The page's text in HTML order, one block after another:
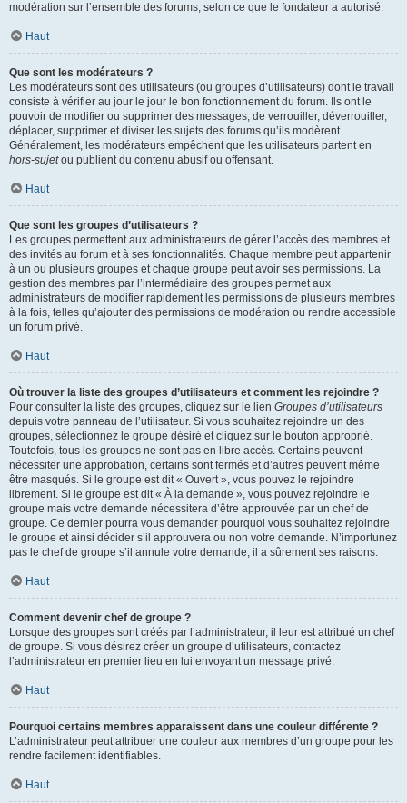
modération sur l’ensemble des forums, selon ce que le fondateur a autorisé.
Haut
Que sont les modérateurs ?
Les modérateurs sont des utilisateurs (ou groupes d’utilisateurs) dont le travail
consiste à vérifier au jour le jour le bon fonctionnement du forum. Ils ont le
pouvoir de modifier ou supprimer des messages, de verrouiller, déverrouiller,
déplacer, supprimer et diviser les sujets des forums qu’ils modèrent.
Généralement, les modérateurs empêchent que les utilisateurs partent en
hors-sujetou publient du contenu abusif ou offensant.
Haut
Que sont les groupes d’utilisateurs ?
Les groupes permettent aux administrateurs de gérer l’accès des membres et
des invités au forum et à ses fonctionnalités. Chaque membre peut appartenir
à un ou plusieurs groupes et chaque groupe peut avoir ses permissions. La
gestion des membres par l’intermédiaire des groupes permet aux
administrateurs de modifier rapidement les permissions de plusieurs membres
à la fois, telles qu’ajouter des permissions de modération ou rendre accessible
un forum privé.
Haut
Où trouver la liste des groupes d’utilisateurs et comment les rejoindre ?
Pour consulter la liste des groupes, cliquez sur le lien Groupes d’utilisateurs
depuis votre panneau de l’utilisateur. Si vous souhaitez rejoindre un des
groupes, sélectionnez le groupe désiré et cliquez sur le bouton approprié.
Toutefois, tous les groupes ne sont pas en libre accès. Certains peuvent
nécessiter une approbation, certains sont fermés et d’autres peuvent même
être masqués. Si le groupe est dit « Ouvert », vous pouvez le rejoindre
librement. Si le groupe est dit « À la demande », vous pouvez rejoindre le
groupe mais votre demande nécessitera d’être approuvée par un chef de
groupe. Ce dernier pourra vous demander pourquoi vous souhaitez rejoindre
le groupe et ainsi décider s’il approuvera ou non votre demande. N’importunez
pas le chef de groupe s’il annule votre demande, il a sûrement ses raisons.
Haut
Comment devenir chef de groupe ?
Lorsque des groupes sont créés par l’administrateur, il leur est attribué un chef
de groupe. Si vous désirez créer un groupe d’utilisateurs, contactez
l’administrateur en premier lieu en lui envoyant un message privé.
Haut
Pourquoi certains membres apparaissent dans une couleur différente ?
L’administrateur peut attribuer une couleur aux membres d’un groupe pour les
rendre facilement identifiables.
Haut